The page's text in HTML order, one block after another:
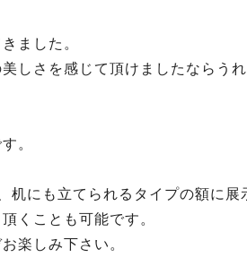
ました。
しさを感じて頂けましたならう
。
机にも立てられるタイプの額に展
くことも可能です。
楽しみ下さい。